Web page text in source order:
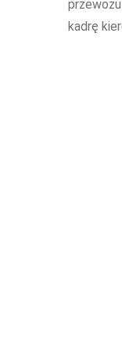
kadrę